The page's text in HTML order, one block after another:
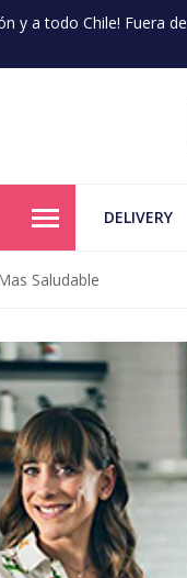
y a todo Chile! Fuera
DELIVERY
Saludable